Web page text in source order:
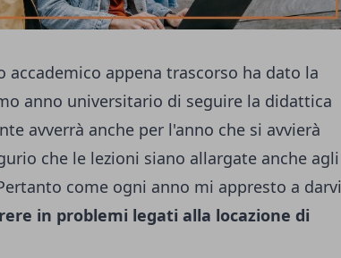
appena trascorso ha dato la
anno universitario di seguire la didattica
avverrà anche per l'anno che si avvierà
che le lezioni siano allargate anche agli
come ogni anno mi appresto a darvi
in problemi legati alla locazione di